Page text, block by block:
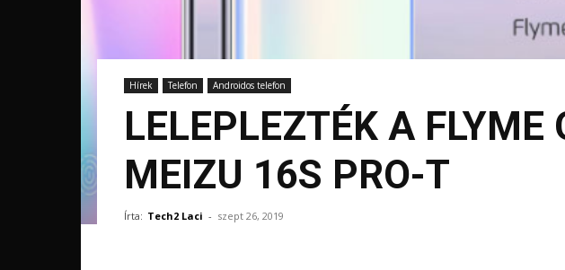
Hírek Telefon Androidos telefon
LELEPLEZTÉK A
MEIZU 16S PRO-T
Írta: Tech2 Laci - szept 26, 2019